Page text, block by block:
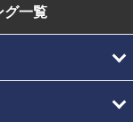
グ一覧